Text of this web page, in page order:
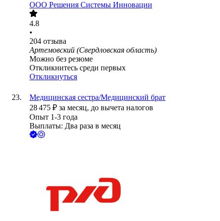
ООО Решения Системы Инновации
4.8
•
204 отзыва
Артемовский (Свердловская область)
Можно без резюме
Откликнитесь среди первых
Откликнуться
Медицинская сестра/Медицинский брат
28 475 ₽ за месяц, до вычета налогов
Опыт 1-3 года
Выплаты: Два раза в месяц